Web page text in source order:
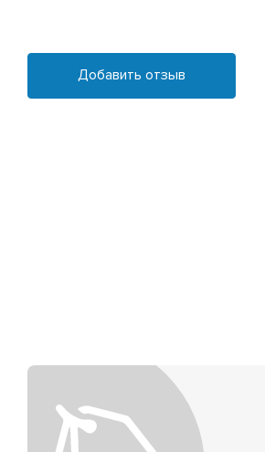
Добавить отзыв